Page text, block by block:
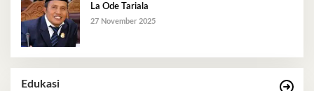
La Ode Tariala
27 November 2025
Edukasi